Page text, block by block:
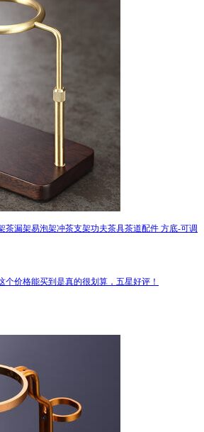
茶漏架易泡架冲茶支架功夫茶具茶道配件 方底-可调
价格能买到是真的很划算，五星好评！